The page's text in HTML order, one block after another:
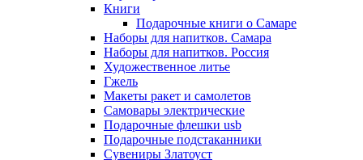
Книги
Подарочные книги о Самаре
Наборы для напитков. Самара
Наборы для напитков. Россия
Художественное литье
Гжель
Макеты ракет и самолетов
Самовары электрические
Подарочные флешки usb
Подарочные подстаканники
Сувениры Златоуст